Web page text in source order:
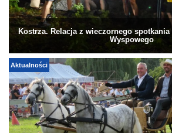
Kostrza. Relacja z wieczornego
Wyspowego
Aktualności